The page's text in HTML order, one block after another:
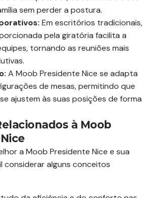
sem perder a postura.
Em escritórios tradicionais,
pela giratória facilita a
tornando as reuniões mais
A Moob Presidente Nice se adapta
de mesas, permitindo que
ajustem às suas posições de forma
à Moob
a Moob Presidente Nice e sua
considerar alguns conceitos